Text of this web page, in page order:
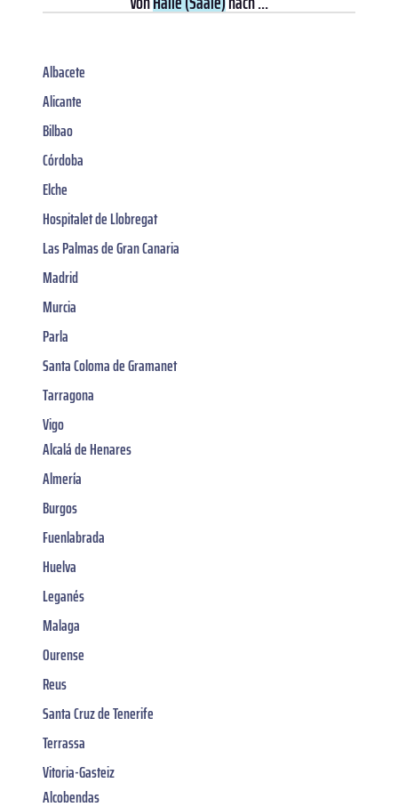
Albacete
Alicante
Bilbao
Córdoba
Elche
Hospitalet de Llobregat
Las Palmas de Gran Canaria
Madrid
Murcia
Parla
Santa Coloma de Gramanet
Tarragona
Vigo
Alcalá de Henares
Almería
Burgos
Fuenlabrada
Huelva
Leganés
Malaga
Ourense
Reus
Santa Cruz de Tenerife
Terrassa
Vitoria-Gasteiz
Alcobendas